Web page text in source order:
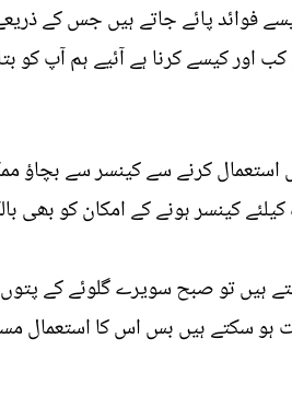
اور کیسے کرنا ہے آئیے ہم آپ کو
کرنے سے کینسر سے بچاؤ
کینسر ہونے کے امکان کو بھی
تو صبح سویرے گلوئے کے پتوں
ہو سکتے ہیں بس اس کا استعمال